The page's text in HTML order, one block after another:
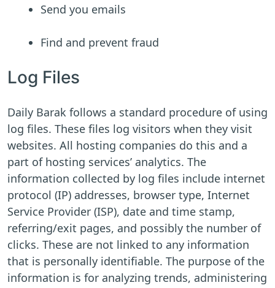
Send you emails
Find and prevent fraud
Log Files
Daily Barak follows a standard procedure of using
log files. These files log visitors when they visit
websites. All hosting companies do this and a
part of hosting services’ analytics. The
information collected by log files include internet
protocol (IP) addresses, browser type, Internet
Service Provider (ISP), date and time stamp,
referring/exit pages, and possibly the number of
clicks. These are not linked to any information
that is personally identifiable. The purpose of the
information is for analyzing trends, administering